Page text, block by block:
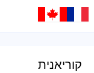
קוריאנית